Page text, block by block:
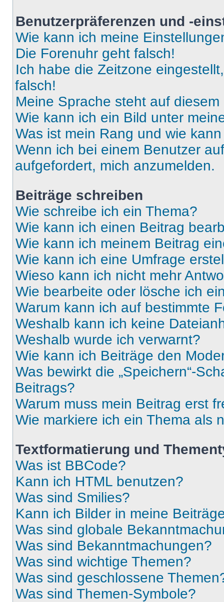
Benutzerpräferenzen und -
Wie kann ich meine
Die Forenuhr geht falsch!
Ich habe die Zeitzone
falsch!
Meine Sprache steht auf
Wie kann ich ein Bild unter
Was ist mein Rang und wie
Wenn ich bei einem Benutzer
aufgefordert, mich anzumelden.
Beiträge schreiben
Wie schreibe ich ein Thema?
Wie kann ich einen Beitrag
Wie kann ich meinem Beitrag
Wie kann ich eine Umfrage
Wieso kann ich nicht mehr
Wie bearbeite oder lösche ich
Warum kann ich auf bestimmte
Weshalb kann ich keine
Weshalb wurde ich verwarnt?
Wie kann ich Beiträge den
Was bewirkt die „Speichern“-
Beitrags?
Warum muss mein Beitrag erst
Wie markiere ich ein Thema als
Textformatierung und
Was ist BBCode?
Kann ich HTML benutzen?
Was sind Smilies?
Kann ich Bilder in meine
Was sind globale
Was sind Bekanntmachungen?
Was sind wichtige Themen?
Was sind geschlossene
Was sind Themen-Symbole?